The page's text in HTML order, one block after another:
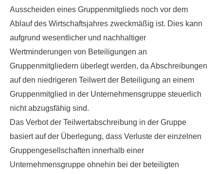
Ausscheiden eines Gruppenmitglieds noch vor dem
Ablauf des Wirtschaftsjahres zweckmäßig ist. Dies kann
aufgrund wesentlicher und nachhaltiger
Wertminderungen von Beteiligungen an
Gruppenmitgliedern überlegt werden, da Abschreibungen
auf den niedrigeren Teilwert der Beteiligung an einem
Gruppenmitglied in der Unternehmensgruppe steuerlich
nicht abzugsfähig sind.
Das Verbot der Teilwertabschreibung in der Gruppe
basiert auf der Überlegung, dass Verluste der einzelnen
Gruppengesellschaften innerhalb einer
Unternehmensgruppe ohnehin bei der beteiligten